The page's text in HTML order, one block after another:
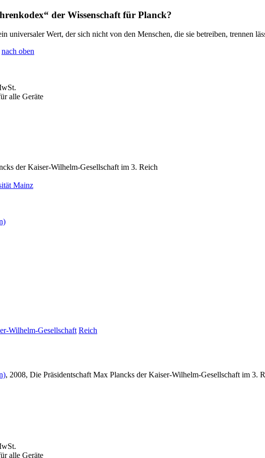
der Wissenschaft für Planck?
universaler Wert, der sich nicht von den Menschen, die sie betreiben, trennen
nach oben
alle Geräte
der Kaiser-Wilhelm-Gesellschaft im 3. Reich
Mainz
Wilhelm-Gesellschaft Reich
, 2008, Die Präsidentschaft Max Plancks der Kaiser-Wilhelm-Gesellschaft im
alle Geräte